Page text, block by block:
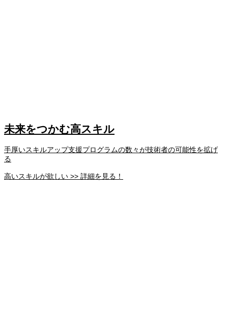
未来をつかむ高スキル
手厚いスキルアップ支援プログラムの数々が技術者の可能性を拡げ
る
高いスキルが欲しい >> 詳細を見る！